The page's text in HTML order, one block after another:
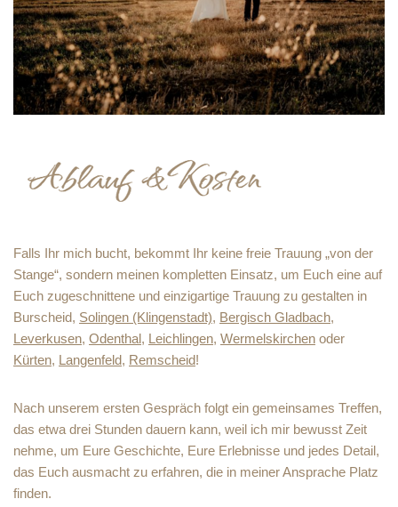
Falls Ihr mich bucht, bekommt Ihr keine freie Trauung „von der
Stange“, sondern meinen kompletten Einsatz, um Euch eine auf
Euch zugeschnittene und einzigartige Trauung zu gestalten in
Burscheid, Solingen (Klingenstadt), Bergisch Gladbach,
Leverkusen, Odenthal, Leichlingen, Wermelskirchen oder
Kürten, Langenfeld, Remscheid!
Nach unserem ersten Gespräch folgt ein gemeinsames Treffen,
das etwa drei Stunden dauern kann, weil ich mir bewusst Zeit
nehme, um Eure Geschichte, Eure Erlebnisse und jedes Detail,
das Euch ausmacht zu erfahren, die in meiner Ansprache Platz
finden.